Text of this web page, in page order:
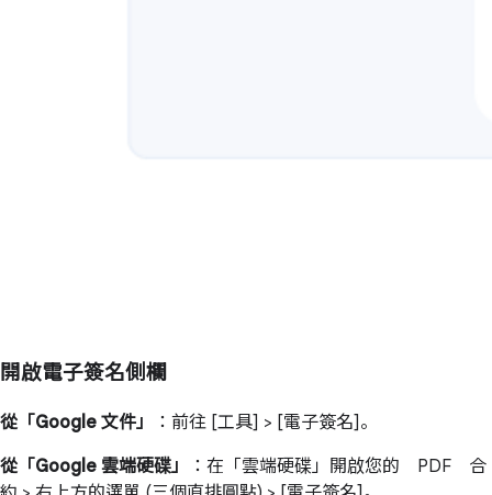
開啟電子簽名側欄
從「Google 文件」
：前往 [工具] > [電子簽名]。
從「Google 雲端硬碟」
：在「雲端硬碟」開啟您的 PDF 合